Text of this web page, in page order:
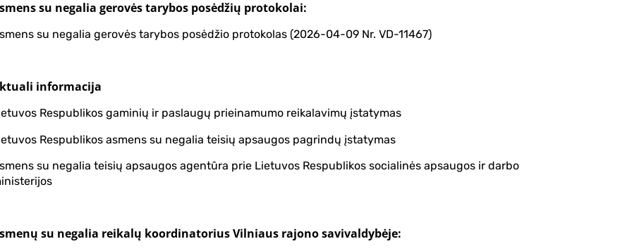
su negalia gerovės tarybos posėdžių protokolai:
su negalia gerovės tarybos posėdžio protokolas (2026-04-09 Nr. VD-11467)
informacija
Respublikos gaminių ir paslaugų prieinamumo reikalavimų įstatymas
Respublikos asmens su negalia teisių apsaugos pagrindų įstatymas
su negalia teisių apsaugos agentūra prie Lietuvos Respublikos socialinės apsaugos ir darbo
su negalia reikalų koordinatorius Vilniaus rajono savivaldybėje: